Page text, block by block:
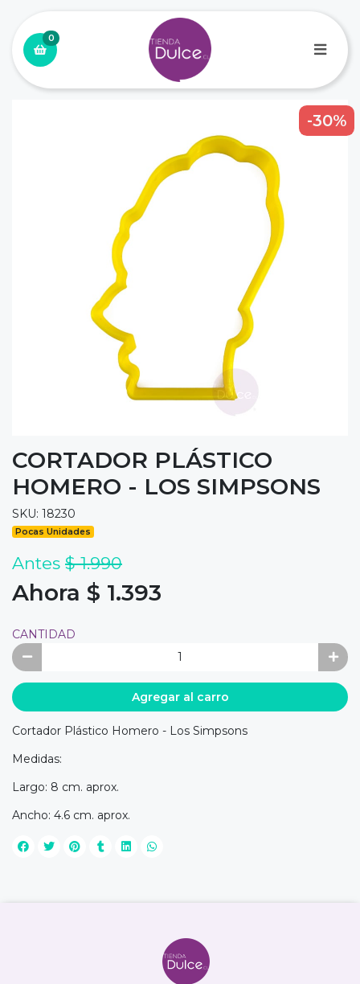
0
-30%
CORTADOR PLÁSTICO
HOMERO - LOS SIMPSONS
SKU: 18230
Pocas Unidades
Antes $ 1.990
Ahora $ 1.393
CANTIDAD
Agregar al carro
Cortador Plástico Homero - Los Simpsons
Medidas:
Largo: 8 cm. aprox.
Ancho: 4.6 cm. aprox.